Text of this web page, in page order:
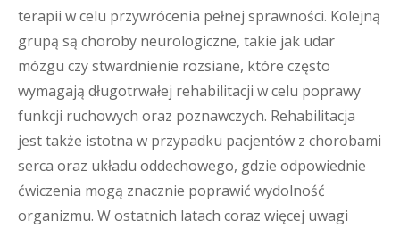
terapii w celu przywrócenia pełnej sprawności. Kolejną
grupą są choroby neurologiczne, takie jak udar
mózgu czy stwardnienie rozsiane, które często
wymagają długotrwałej rehabilitacji w celu poprawy
funkcji ruchowych oraz poznawczych. Rehabilitacja
jest także istotna w przypadku pacjentów z chorobami
serca oraz układu oddechowego, gdzie odpowiednie
ćwiczenia mogą znacznie poprawić wydolność
organizmu. W ostatnich latach coraz więcej uwagi